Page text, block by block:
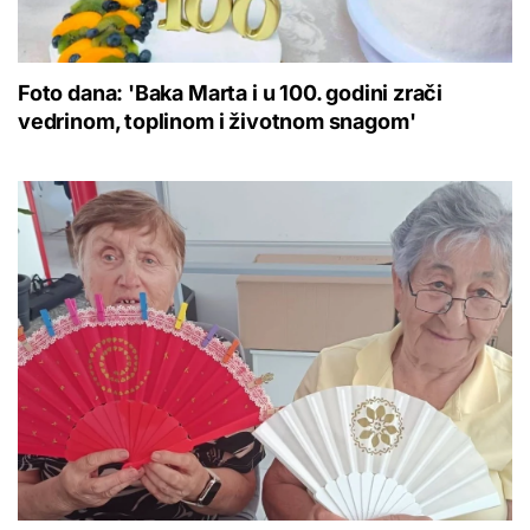
Foto dana: 'Baka Marta i u 100. godini zrači
vedrinom, toplinom i životnom snagom'